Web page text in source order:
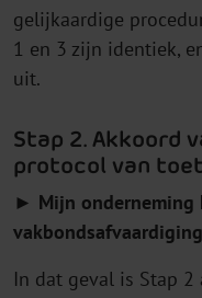
gelijkaardige
1 en 3 zijn identiek,
uit.
Stap 2. Akkoord
protocol van
► Mijn onderneming
vakbondsafvaardiging
In dat geval is Stap 2